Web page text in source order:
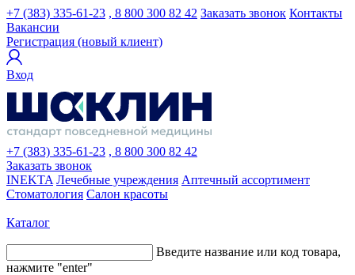
+7 (383) 335-61-23 , 8 800 300 82 42 Заказать звонок Контакты
Вакансии
Регистрация (новый клиент)
Вход
+7 (383) 335-61-23 , 8 800 300 82 42
Заказать звонок
INEKTA Лечебные учреждения Аптечный ассортимент
Стоматология Салон красоты
Каталог
Введите название или код товара,
нажмите "enter"